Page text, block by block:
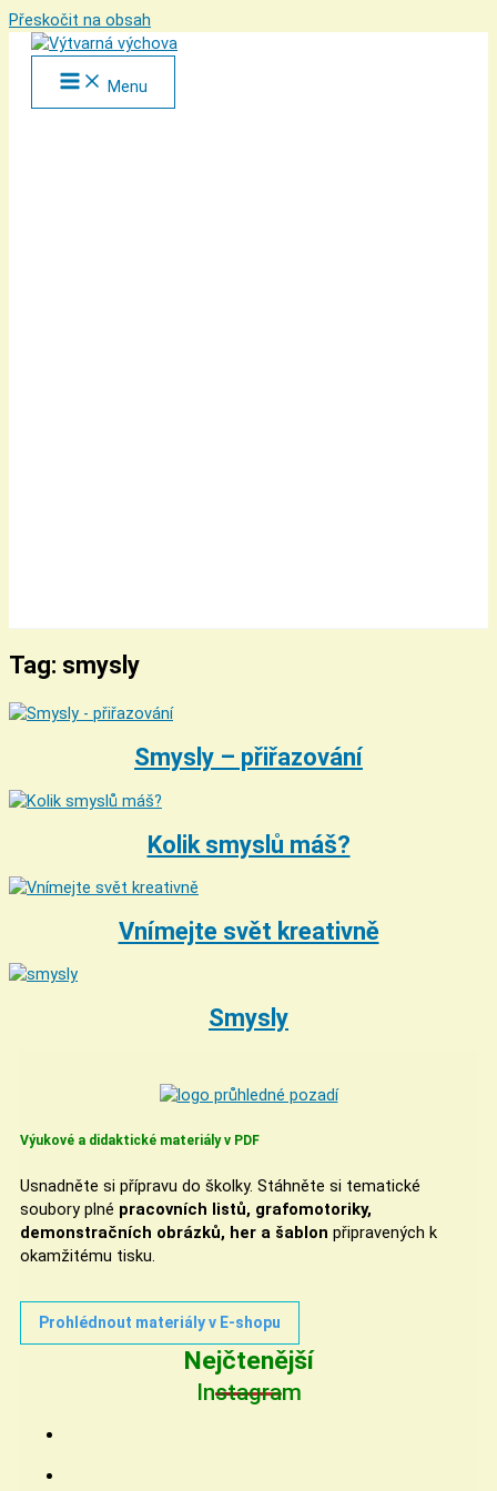
Přeskočit na obsah
Menu
Tag: smysly
Smysly – přiřazování
Kolik smyslů máš?
Vnímejte svět kreativně
Smysly
Výukové a didaktické materiály v PDF
Usnadněte si přípravu do školky. Stáhněte si tematické
soubory plné pracovních listů, grafomotoriky,
demonstračních obrázků, her a šablon připravených k
okamžitému tisku.
Prohlédnout materiály v E-shopu
Nejčtenější
Instagram